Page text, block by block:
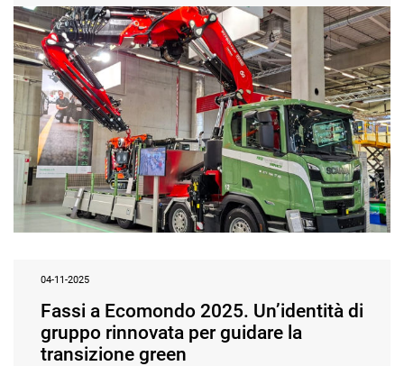
04-11-2025
Fassi a Ecomondo 2025. Un’identità di
gruppo rinnovata per guidare la
transizione green